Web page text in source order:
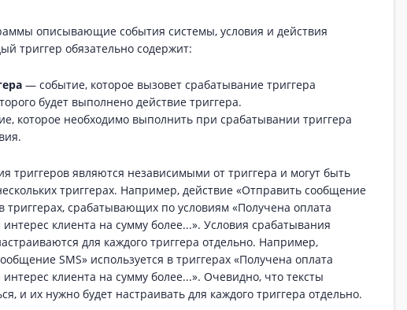
описывающие события системы, условия и действия
триггер обязательно содержит:
— событие, которое вызовет срабатывание триггера
будет выполнено действие триггера.
которое необходимо выполнить при срабатывании триггера
триггеров являются независимыми от триггера и могут быть
триггерах. Например, действие «Отправить сообщение
триггерах, срабатывающих по условиям «Получена оплата
клиента на сумму более...». Условия срабатывания
для каждого триггера отдельно. Например,
SMS» используется в триггерах «Получена оплата
клиента на сумму более...». Очевидно, что тексты
и их нужно будет настраивать для каждого триггера отдельно.